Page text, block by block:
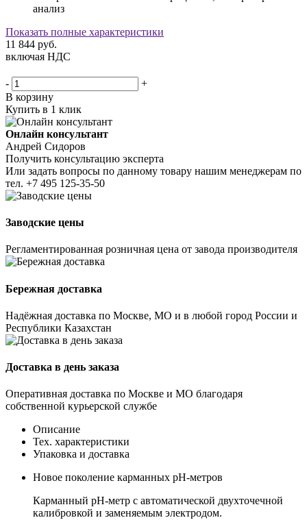
анализ
Показать полные характеристики
11 844 руб.
включая НДС
-
+
В корзину
Купить в 1 клик
Онлайн консультант
Андрей Сидоров
Получить консультацию эксперта
Или задать вопросы по данному товару нашим менеджерам по
тел. +7 495 125-35-50
Заводские цены
Регламентированная розничная цена от завода производителя
Бережная доставка
Надёжная доставка по Москве, МО и в любой город России и
Республики Казахстан
Доставка в день заказа
Оперативная доставка по Москве и МО благодаря
собственной курьерской службе
Описание
Тех. характеристики
Упаковка и доставка
Новое поколение карманных pH-метров
Карманный pH-метр с автоматической двухточечной
калибровкой и заменяемым электродом.